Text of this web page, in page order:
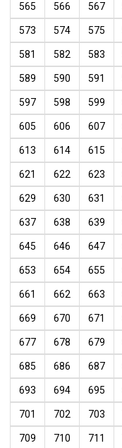
565 566 567
573 574 575
581 582 583
589 590 591
597 598 599
605 606 607
613 614 615
621 622 623
629 630 631
637 638 639
645 646 647
653 654 655
661 662 663
669 670 671
677 678 679
685 686 687
693 694 695
701 702 703
709 710 711